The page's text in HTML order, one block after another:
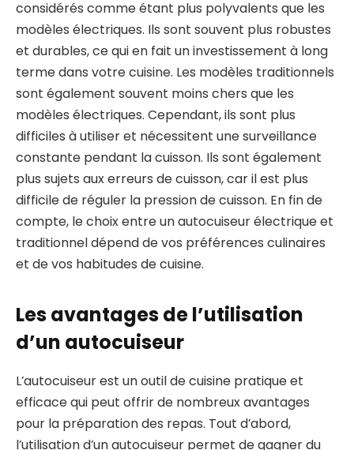
considérés comme étant plus polyvalents que les
modèles électriques. Ils sont souvent plus robustes
et durables, ce qui en fait un investissement à long
terme dans votre cuisine. Les modèles traditionnels
sont également souvent moins chers que les
modèles électriques. Cependant, ils sont plus
difficiles à utiliser et nécessitent une surveillance
constante pendant la cuisson. Ils sont également
plus sujets aux erreurs de cuisson, car il est plus
difficile de réguler la pression de cuisson. En fin de
compte, le choix entre un autocuiseur électrique et
traditionnel dépend de vos préférences culinaires
et de vos habitudes de cuisine.
Les avantages de l’utilisation
d’un autocuiseur
L’autocuiseur est un outil de cuisine pratique et
efficace qui peut offrir de nombreux avantages
pour la préparation des repas. Tout d’abord,
l’utilisation d’un autocuiseur permet de gagner du